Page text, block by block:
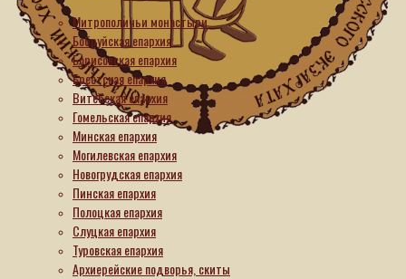
Митрополичьи монастыри
Бобруйская епархия
Борисовская епархия
Брестская епархия
Витебская епархия
Гомельская епархия
Минская епархия
Могилевская епархия
Новогрудская епархия
Пинская епархия
Полоцкая епархия
Слуцкая епархия
Туровская епархия
Архиерейские подворья, скиты
На
родине